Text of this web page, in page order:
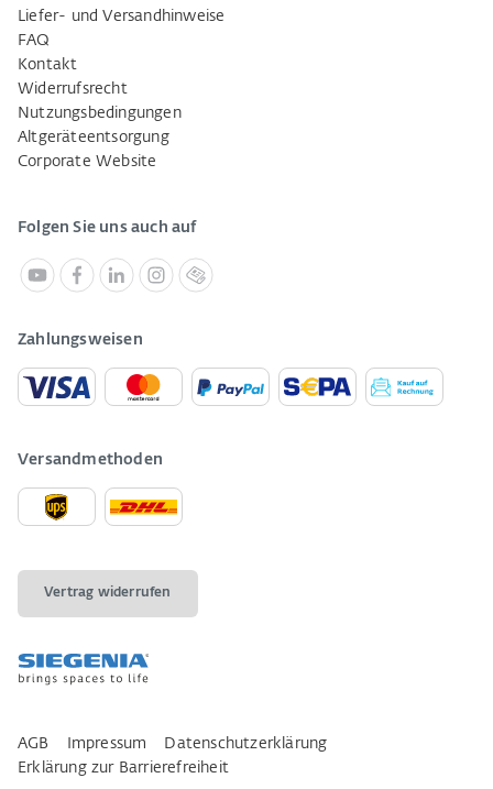
Liefer- und Versandhinweise
FAQ
Kontakt
Widerrufsrecht
Nutzungsbedingungen
Altgeräteentsorgung
Corporate Website
Folgen Sie uns auch auf
Zahlungsweisen
Versandmethoden
Vertrag widerrufen
AGB Impressum
Datenschutzerklärung
Erklärung zur Barrierefreiheit